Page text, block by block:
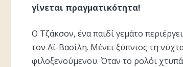
γίνεται πραγματικότητα!
Ο Τζάκσον, ένα παιδί γεμάτο
τον Αϊ-Βασίλη. Μένει ξύπνιος τη
φιλοξενούμενου. Όταν το ρολόι